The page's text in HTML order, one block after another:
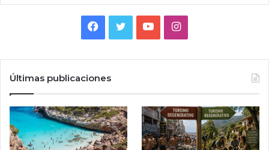
Facebook
TwitterYouTubeInstagram
Últimas publicaciones